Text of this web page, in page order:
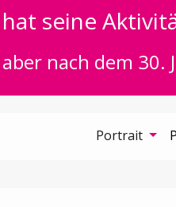
seine
nach dem
Portrait